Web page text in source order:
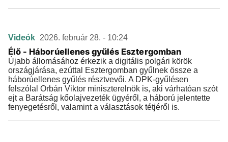
Videók 2026. február 28. - 10:24
Élő - Háborúellenes gyűlés Esztergomban
Újabb állomásához érkezik a digitális polgári körök
országjárása, ezúttal Esztergomban gyűlnek össze a
háborúellenes gyűlés résztvevői. A DPK-gyűlésen
felszólal Orbán Viktor miniszterelnök is, aki várhatóan szót
ejt a Barátság kőolajvezeték ügyéről, a háború jelentette
fenyegetésről, valamint a választások tétjéről is.